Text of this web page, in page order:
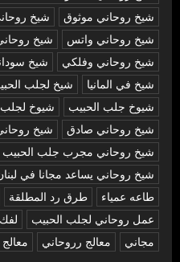
شيخ روحاني موثوق
شيخ
شيخ روحاني واتس
شيخ
شيخ روحاني وفلكي
شيخ
شيخ في المانيا
شيخ لجلب
شيوخ جلب الحبيب
شيوخ لجلب
شیخ روحاني صادق
شیخ
شیخ روحاني مجرب جلب الحبيب
شیخ روحاني يساعد مجانا في
طاعه عمياء
طرق رد المطلقة
عمل روحاني لجلب الحبيب
مجاني
معالج رروحاني